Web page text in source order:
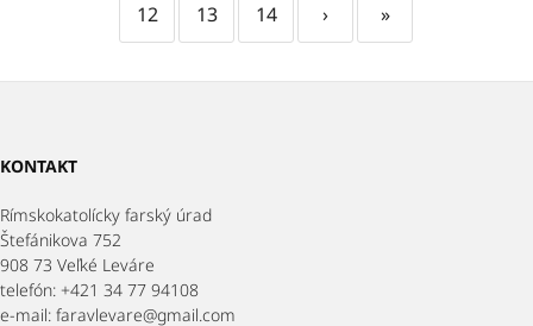
12 13 14 › »
KONTAKT
Rímskokatolícky farský úrad
Štefánikova 752
908 73 Veľké Leváre
telefón: +421 34 77 94108
e-mail: faravlevare@gmail.com